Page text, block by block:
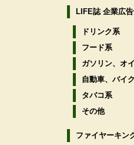
LIFE誌 企業広
ドリンク系
フード系
ガソリン、オ
自動車、バイ
タバコ系
その他
ファイヤーキン